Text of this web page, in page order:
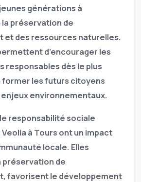
générations à
la préservation de
et des ressources naturelles.
d’encourager les
responsables dès le plus
former les futurs citoyens
environnementaux.
responsabilité sociale
à Tours ont un impact
locale. Elles
préservation de
favorisent le développement